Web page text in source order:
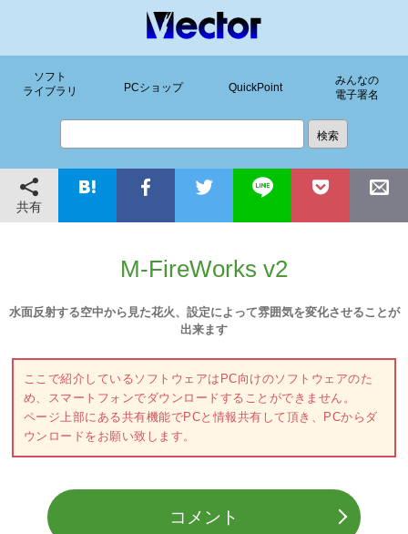
ソフト
ライブラリ
PCショップ QuickPoint
みんなの
電子署名
共有
M-FireWorks v2
水面反射する空中から見た花火、設定によって雰囲気を変化させることが
出来ます
ここで紹介しているソフトウェアはPC向けのソフトウェアのた
め、スマートフォンでダウンロードすることができません。
ページ上部にある共有機能でPCと情報共有して頂き、PCからダ
ウンロードをお願い致します。
コメント